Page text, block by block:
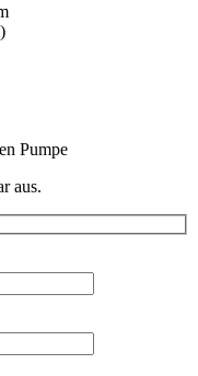
Pumpe
aus.